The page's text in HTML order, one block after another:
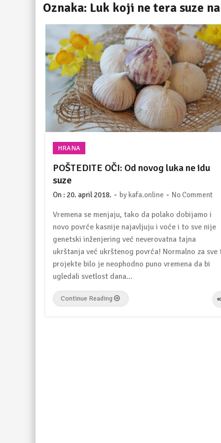
Oznaka: Luk koji ne tera suze
HRANA
POŠTEDITE OČI: Od novog luka ne idu
suze
On : 20. april 2018. - by kafa.online - No Comment
Vremena se menjaju, tako da polako dobijamo i
novo povrće kasnije najavljuju i voće i to sve nije
genetski inženjering već neverovatna tajna
ukrštanja već ukrštenog povrća! Normalno za sve
projekte bilo je neophodno puno vremena da bi
ugledali svetlost dana…
Continue Reading